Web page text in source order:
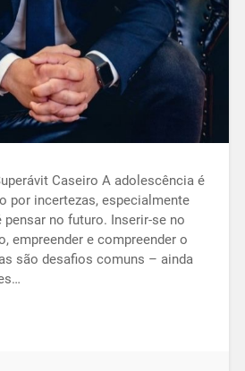
Caseiro A adolescência é
por incertezas, especialmente
no futuro. Inserir-se no
empreender e compreender o
são desafios comuns – ainda